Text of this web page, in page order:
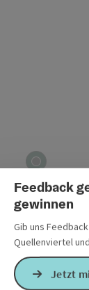
Feedback
gewinnen
Gib uns
Quellenviertel
Jetzt